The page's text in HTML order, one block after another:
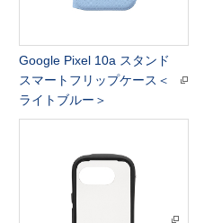
Google Pixel 10a スタンド
スマートフリップケース＜
ライトブルー＞